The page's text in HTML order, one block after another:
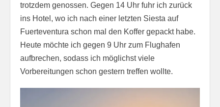
trotzdem genossen. Gegen 14 Uhr fuhr ich zurück
ins Hotel, wo ich nach einer letzten Siesta auf
Fuerteventura schon mal den Koffer gepackt habe.
Heute möchte ich gegen 9 Uhr zum Flughafen
aufbrechen, sodass ich möglichst viele
Vorbereitungen schon gestern treffen wollte.